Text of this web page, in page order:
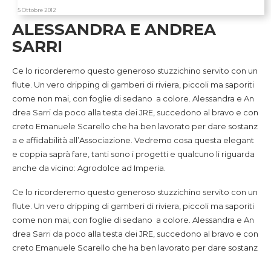
5 Ottobre 2012
ALESSANDRA E ANDREA
SARRI
Ce lo ricorderemo questo generoso stuzzichino servito con un
flute. Un vero dripping di gamberi di riviera, piccoli ma saporiti
come non mai, con foglie di sedano a colore. Alessandra e An
drea Sarri da poco alla testa dei JRE, succedono al bravo e con
creto Emanuele Scarello che ha ben lavorato per dare sostanz
a e affidabilità all’Associazione. Vedremo cosa questa elegant
e coppia saprà fare, tanti sono i progetti e qualcuno li riguarda
anche da vicino: Agrodolce ad Imperia.
Ce lo ricorderemo questo generoso stuzzichino servito con un
flute. Un vero dripping di gamberi di riviera, piccoli ma saporiti
come non mai, con foglie di sedano a colore. Alessandra e An
drea Sarri da poco alla testa dei JRE, succedono al bravo e con
creto Emanuele Scarello che ha ben lavorato per dare sostanz